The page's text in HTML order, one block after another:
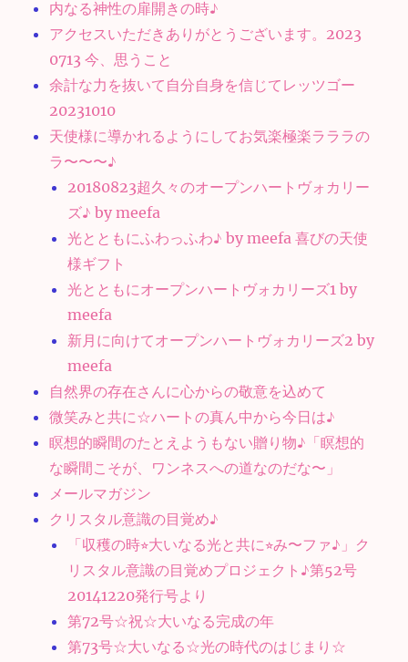
内なる神性の扉開きの時♪
アクセスいただきありがとうございます。2023
0713 今、思うこと
余計な力を抜いて自分自身を信じてレッツゴー
20231010
天使様に導かれるようにしてお気楽極楽ラララの
ラ〜〜〜♪
20180823超久々のオープンハートヴォカリー
ズ♪ by meefa
光とともにふわっふわ♪ by meefa 喜びの天使
様ギフト
光とともにオープンハートヴォカリーズ1 by
meefa
新月に向けてオープンハートヴォカリーズ2 by
meefa
自然界の存在さんに心からの敬意を込めて
微笑みと共に☆ハートの真ん中から今日は♪
瞑想的瞬間のたとえようもない贈り物♪「瞑想的
な瞬間こそが、ワンネスへの道なのだな〜」
メールマガジン
クリスタル意識の目覚め♪
「収穫の時⭐︎大いなる光と共に⭐︎み〜ファ♪」ク
リスタル意識の目覚めプロジェクト♪第52号
20141220発行号より
第72号☆祝☆大いなる完成の年
第73号☆大いなる☆光の時代のはじまり☆